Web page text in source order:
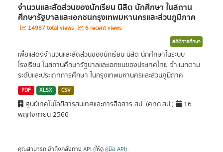
จำนวนและสัดส่วนของนักเรียน นิสิต นักศึกษา ในสถาน
ศึกษารัฐบาลและเอกชนกรุงเทพมหานครและส่วนภูมิภาค
14987 total views 6 recent views
สถิติการศึกษา
เพื่อแสดงจำนวนและสัดส่วนของนักเรียน นิสิต นักศึกษาในระบบ
โรงเรียน ในสถานศึกษารัฐบาลและเอกชนของประเทศไทย จำแนกตาม
ระดับและประเภทการศึกษา ในกรุงเทพมหานครและส่วนภูมิภาค
PDF XLSX CSV
ศูนย์เทคโนโลยีสารสนเทศและการสื่อสาร สป. (ศทก.สป.)
16
พฤศจิกายน 2566
คุณสามารถเข้าถึงคลังทาง API (ให้ดู คู่มือ API).